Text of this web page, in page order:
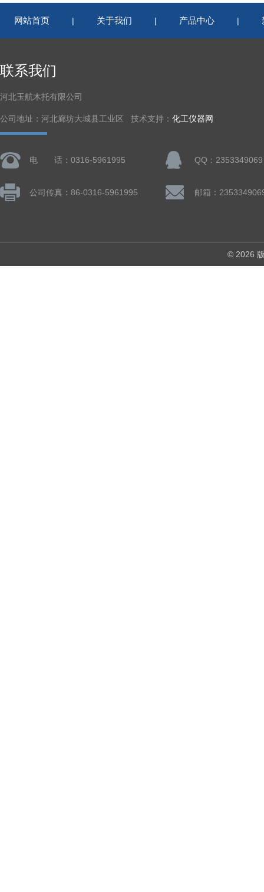
网站首页 | 关于我们 | 产品中心 |
联系我们
河北玉航木托有限公司
公司地址：河北廊坊大城县工业区 技术支持： 化工仪器网
电 话：0316-5961995 QQ：2353349069
公司传真：86-0316-5961995 邮箱：
© 2026